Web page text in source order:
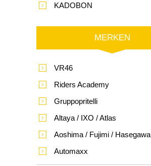
KADOBON
MERKEN
VR46
Riders Academy
Gruppopritelli
Altaya / IXO / Atlas
Aoshima / Fujimi / Hasegawa
Automaxx